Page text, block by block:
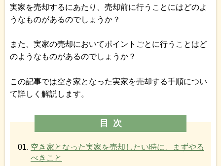
実家を売却するにあたり、売却前に行うことにはどのよ
うなものがあるのでしょうか？
また、実家の売却においてポイントごとに行うことはど
のようなものがあるのでしょうか？
この記事では空き家となった実家を売却する手順につい
て詳しく解説します。
目次
空き家となった実家を売却したい時に、まずやる
べきこと